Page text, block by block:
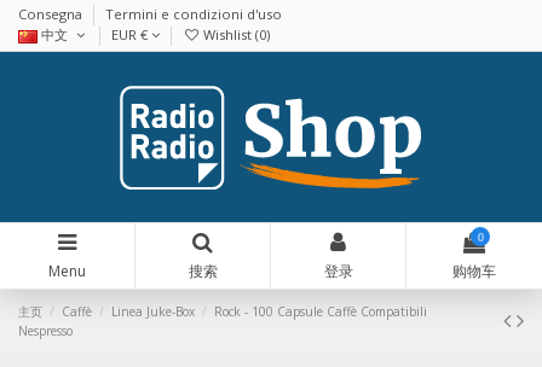
Consegna
Termini e condizioni d'uso
中文
EUR € Wishlist (0)
Menu 搜索 登录
0
购物车
主页 Caffè Linea Juke-Box
Rock - 100 Capsule Caffè Compatibili
Nespresso